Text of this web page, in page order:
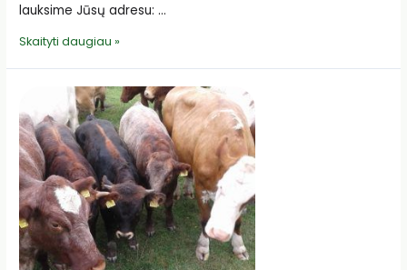
lauksime Jūsų adresu: …
Kviečiame
augintojus
į
informacinį
renginį!
Skaityti daugiau »